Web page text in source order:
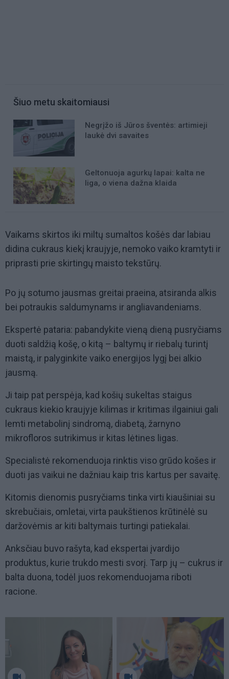
Šiuo metu skaitomiausi
Negrįžo iš Jūros šventės: artimieji
laukė dvi savaites
Geltonuoja agurkų lapai: kalta ne
liga, o viena dažna klaida
Vaikams skirtos iki miltų sumaltos košės dar labiau
didina cukraus kiekį kraujyje, nemoko vaiko kramtyti ir
priprasti prie skirtingų maisto tekstūrų.
Po jų sotumo jausmas greitai praeina, atsiranda alkis
bei potraukis saldumynams ir angliavandeniams.
Ekspertė pataria: pabandykite vieną dieną pusryčiams
duoti saldžią košę, o kitą – baltymų ir riebalų turintį
maistą, ir palyginkite vaiko energijos lygį bei alkio
jausmą.
Ji taip pat perspėja, kad košių sukeltas staigus
cukraus kiekio kraujyje kilimas ir kritimas ilgainiui gali
lemti metabolinį sindromą, diabetą, žarnyno
mikrofloros sutrikimus ir kitas lėtines ligas.
Specialistė rekomenduoja rinktis viso grūdo košes ir
duoti jas vaikui ne dažniau kaip tris kartus per savaitę.
Kitomis dienomis pusryčiams tinka virti kiaušiniai su
skrebučiais, omletai, virta paukštienos krūtinėlė su
daržovėmis ar kiti baltymais turtingi patiekalai.
Anksčiau buvo rašyta, kad ekspertai įvardijo
produktus, kurie trukdo mesti svorį. Tarp jų – cukrus ir
balta duona, todėl juos rekomenduojama riboti
racione.